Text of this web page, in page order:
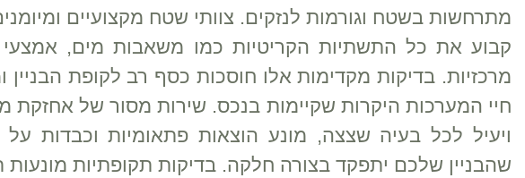
מתרחשות בשטח וגורמות לנזקים. צוותי שטח מקצועיים
קבוע את כל התשתיות הקריטיות כמו משאבות מים, אמצעי
מרכזיות. בדיקות מקדימות אלו חוסכות כסף רב לקופת
חיי המערכות היקרות שקיימות בנכס. שירות מסור של אחזקת
ויעיל לכל בעיה שצצה, מונע הוצאות פתאומיות וכבדות על
שהבניין שלכם יתפקד בצורה חלקה. בדיקות תקופתיות מונעות